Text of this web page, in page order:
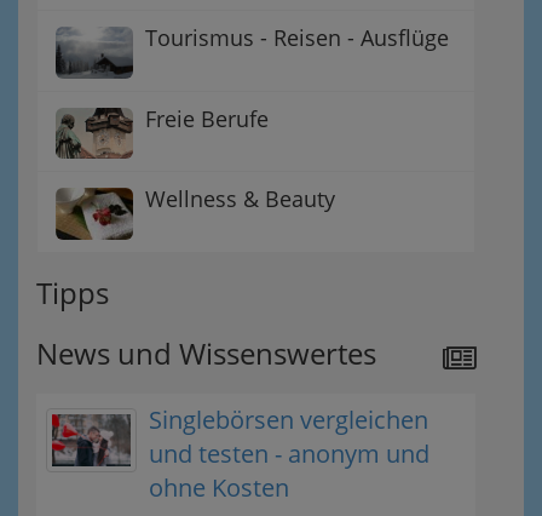
Tourismus - Reisen - Ausflüge
Freie Berufe
Wellness & Beauty
Tipps
News und Wissenswertes
Singlebörsen vergleichen
und testen - anonym und
ohne Kosten